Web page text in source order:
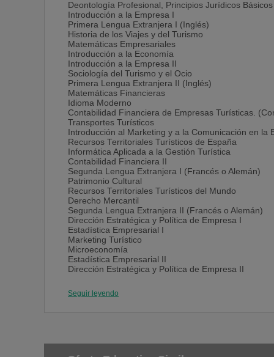
Deontología Profesional, Principios Jurídicos
Introducción a la Empresa I
Primera Lengua Extranjera I (Inglés)
Historia de los Viajes y del Turismo
Matemáticas Empresariales
Introducción a la Economía
Introducción a la Empresa II
Sociología del Turismo y el Ocio
Primera Lengua Extranjera II (Inglés)
Matemáticas Financieras
Idioma Moderno
Contabilidad Financiera de Empresas Turísticas.
Transportes Turísticos
Introducción al Marketing y a la Comunicación en la
Recursos Territoriales Turísticos de España
Informática Aplicada a la Gestión Turística
Contabilidad Financiera II
Segunda Lengua Extranjera I (Francés o Alemán)
Patrimonio Cultural
Recursos Territoriales Turísticos del Mundo
Derecho Mercantil
Segunda Lengua Extranjera II (Francés o Alemán)
Dirección Estratégica y Política de Empresa I
Estadística Empresarial I
Marketing Turístico
Microeconomía
Estadística Empresarial II
Dirección Estratégica y Política de Empresa II
Psicología Social del Turismo
Dirección de Producción
Seguir leyendo